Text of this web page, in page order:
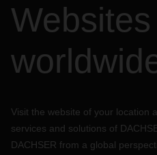
Websites
Visit the website of your location
services and solutions of
DACHSER from a global